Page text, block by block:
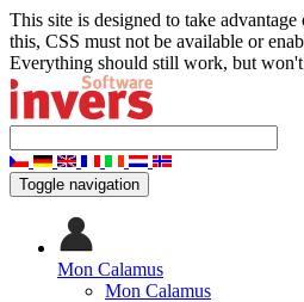
This site is designed to take
this, CSS must not be available or
Everything should still work, but won't
Toggle navigation
Mon Calamus
Mon Calamus